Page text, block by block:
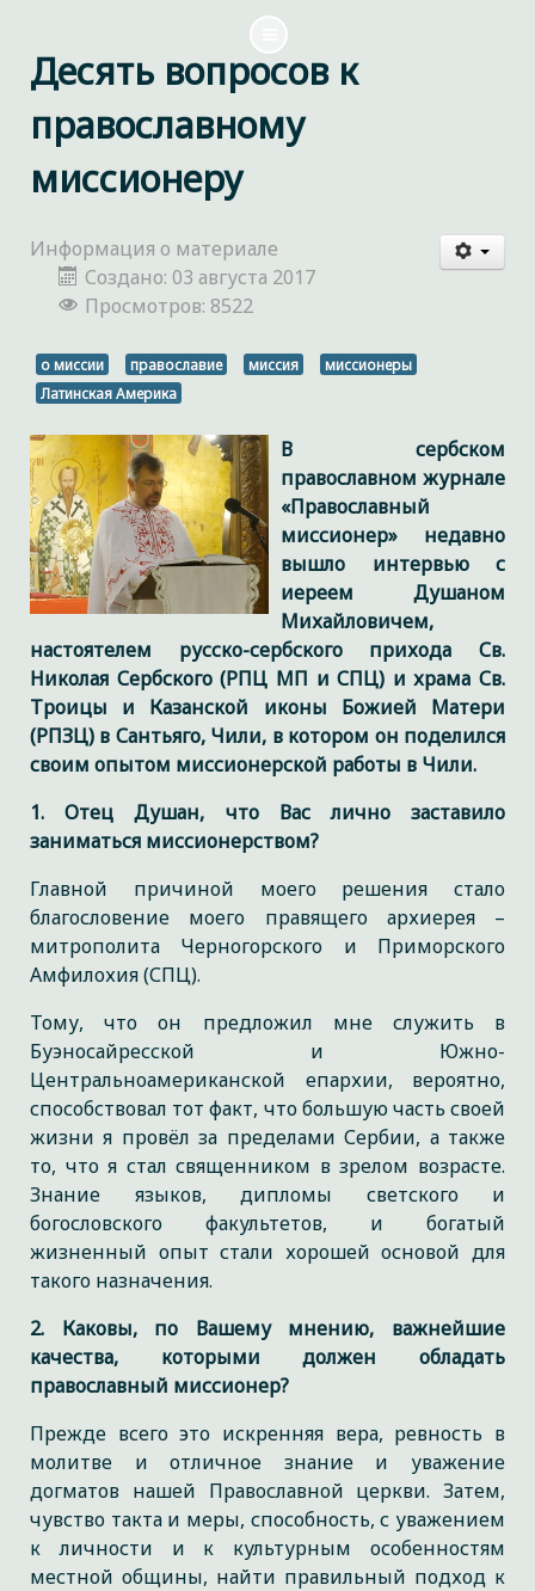
Десять вопросов к
православному
миссионеру
Информация о материале
Создано: 03 августа 2017
Просмотров: 8522
о миссии православие миссия
миссионеры
Латинская Америка
В сербском
православном журнале
«Православный
миссионер» недавно
вышло интервью с
иереем Душаном
Михайловичем,
настоятелем русско-сербского прихода Св.
Николая Сербского (РПЦ МП и СПЦ) и храма Св.
Троицы и Казанской иконы Божией Матери
(РПЗЦ) в Сантьяго, Чили, в котором он поделился
своим опытом миссионерской работы в Чили.
1. Отец Душан, что Вас лично заставило
заниматься миссионерством?
Главной причиной моего решения стало
благословение моего правящего архиерея –
митрополита Черногорского и Приморского
Амфилохия (СПЦ).
Тому, что он предложил мне служить в
Буэносайресской и Южно-
Центральноамериканской епархии, вероятно,
способствовал тот факт, что большую часть своей
жизни я провёл за пределами Сербии, а также
то, что я стал священником в зрелом возрасте.
Знание языков, дипломы светского и
богословского факультетов, и богатый
жизненный опыт стали хорошей основой для
такого назначения.
2. Каковы, по Вашему мнению, важнейшие
качества, которыми должен обладать
православный миссионер?
Прежде всего это искренняя вера, ревность в
молитве и отличное знание и уважение
догматов нашей Православной церкви. Затем,
чувство такта и меры, способность, с уважением
к личности и к культурным особенностям
местной общины, найти правильный подход к